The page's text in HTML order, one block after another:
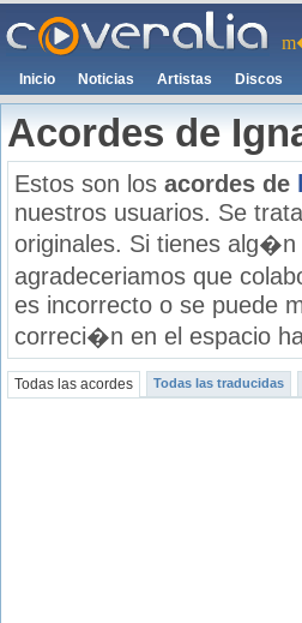
Inicio Noticias Artistas Discos
Acordes de
Estos son los acordes de
nuestros usuarios. Se
originales. Si tienes
agradeceriamos que
es incorrecto o se puede
correci�n en el espacio
Todas las acordes Todas las traducidas